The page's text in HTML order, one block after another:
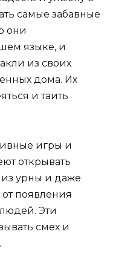
самые забавные
они
языке, и
из своих
дома. Их
и таить
игры и
открывать
урны и даже
появления
Эти
смех и